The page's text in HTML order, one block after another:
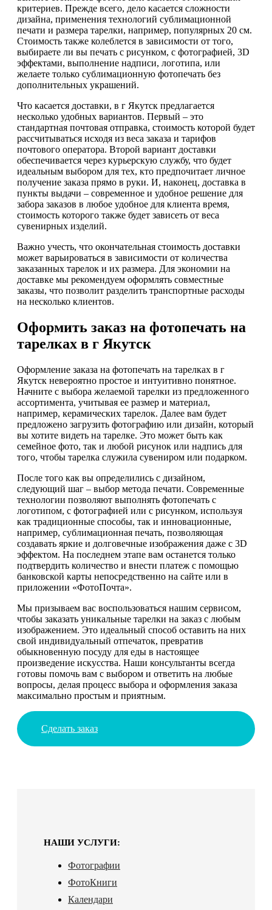
критериев. Прежде всего, дело касается сложности
дизайна, применения технологий сублимационной
печати и размера тарелки, например, популярных 20 см.
Стоимость также колеблется в зависимости от того,
выбираете ли вы печать с рисунком, с фотографией, 3D
эффектами, выполнение надписи, логотипа, или
желаете только сублимационную фотопечать без
дополнительных украшений.
Что касается доставки, в г Якутск предлагается
несколько удобных вариантов. Первый – это
стандартная почтовая отправка, стоимость которой будет
рассчитываться исходя из веса заказа и тарифов
почтового оператора. Второй вариант доставки
обеспечивается через курьерскую службу, что будет
идеальным выбором для тех, кто предпочитает личное
получение заказа прямо в руки. И, наконец, доставка в
пункты выдачи – современное и удобное решение для
забора заказов в любое удобное для клиента время,
стоимость которого также будет зависеть от веса
сувенирных изделий.
Важно учесть, что окончательная стоимость доставки
может варьироваться в зависимости от количества
заказанных тарелок и их размера. Для экономии на
доставке мы рекомендуем оформлять совместные
заказы, что позволит разделить транспортные расходы
на несколько клиентов.
Оформить заказ на фотопечать на
тарелках в г Якутск
Оформление заказа на фотопечать на тарелках в г
Якутск невероятно простое и интуитивно понятное.
Начните с выбора желаемой тарелки из предложенного
ассортимента, учитывая ее размер и материал,
например, керамических тарелок. Далее вам будет
предложено загрузить фотографию или дизайн, который
вы хотите видеть на тарелке. Это может быть как
семейное фото, так и любой рисунок или надпись для
того, чтобы тарелка служила сувениром или подарком.
После того как вы определились с дизайном,
следующий шаг – выбор метода печати. Современные
технологии позволяют выполнять фотопечать с
логотипом, с фотографией или с рисунком, используя
как традиционные способы, так и инновационные,
например, сублимационная печать, позволяющая
создавать яркие и долговечные изображения даже с 3D
эффектом. На последнем этапе вам останется только
подтвердить количество и внести платеж с помощью
банковской карты непосредственно на сайте или в
приложении «ФотоПочта».
Мы призываем вас воспользоваться нашим сервисом,
чтобы заказать уникальные тарелки на заказ с любым
изображением. Это идеальный способ оставить на них
свой индивидуальный отпечаток, превратив
обыкновенную посуду для еды в настоящее
произведение искусства. Наши консультанты всегда
готовы помочь вам с выбором и ответить на любые
вопросы, делая процесс выбора и оформления заказа
максимально простым и приятным.
Сделать заказ
НАШИ УСЛУГИ:
Фотографии
ФотоКниги
Календари